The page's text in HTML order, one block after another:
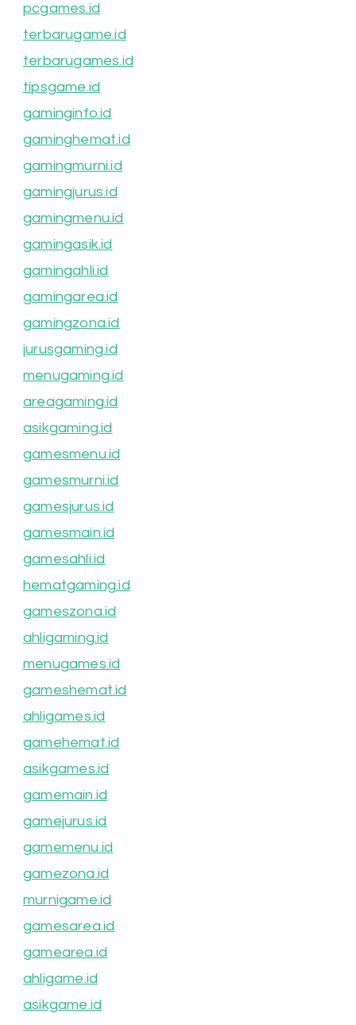
pcgames.id
terbarugame.id
terbarugames.id
tipsgame.id
gaminginfo.id
gaminghemat.id
gamingmurni.id
gamingjurus.id
gamingmenu.id
gamingasik.id
gamingahli.id
gamingarea.id
gamingzona.id
jurusgaming.id
menugaming.id
areagaming.id
asikgaming.id
gamesmenu.id
gamesmurni.id
gamesjurus.id
gamesmain.id
gamesahli.id
hematgaming.id
gameszona.id
ahligaming.id
menugames.id
gameshemat.id
ahligames.id
gamehemat.id
asikgames.id
gamemain.id
gamejurus.id
gamemenu.id
gamezona.id
murnigame.id
gamesarea.id
gamearea.id
ahligame.id
asikgame.id